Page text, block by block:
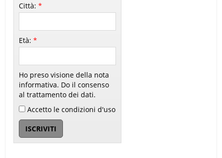
Città:*
Età:*
Ho preso visione della nota
informativa. Do il consenso
al trattamento dei dati.
Accetto le condizioni d'uso